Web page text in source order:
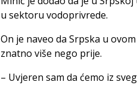
u sektoru vodoprivrede.
On je naveo da Srpska u
znatno više nego prije.
– Uvjeren sam da ćemo iz